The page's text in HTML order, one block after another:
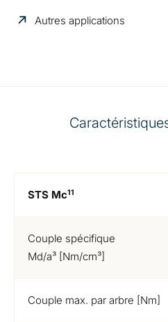
Autres applications
STS Mc11
Couple spécifique
Md/a³ [Nm/cm³]
Couple max. par arbre [Nm]